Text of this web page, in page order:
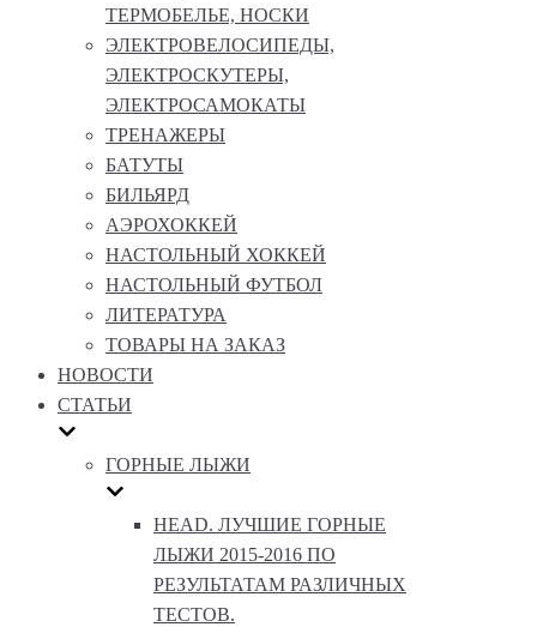
ТЕРМОБЕЛЬЕ, НОСКИ
ЭЛЕКТРОВЕЛОСИПЕДЫ,
ЭЛЕКТРОСКУТЕРЫ,
ЭЛЕКТРОСАМОКАТЫ
ТРЕНАЖЕРЫ
БАТУТЫ
БИЛЬЯРД
АЭРОХОККЕЙ
НАСТОЛЬНЫЙ ХОККЕЙ
НАСТОЛЬНЫЙ ФУТБОЛ
ЛИТЕРАТУРА
ТОВАРЫ НА ЗАКАЗ
НОВОСТИ
СТАТЬИ
ГОРНЫЕ ЛЫЖИ
HEAD. ЛУЧШИЕ ГОРНЫЕ
ЛЫЖИ 2015-2016 ПО
РЕЗУЛЬТАТАМ РАЗЛИЧНЫХ
ТЕСТОВ.